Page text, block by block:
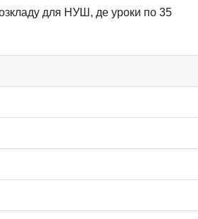
для НУШ, де уроки по 35